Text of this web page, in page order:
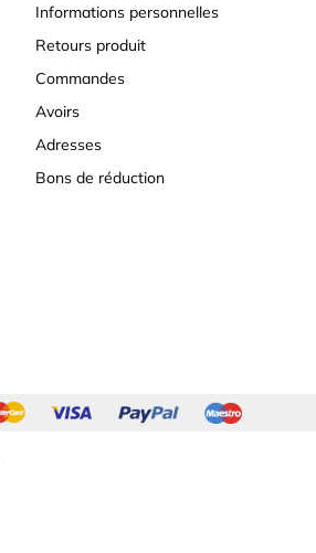
Informations personnelles
Retours produit
Commandes
Avoirs
Adresses
Bons de réduction